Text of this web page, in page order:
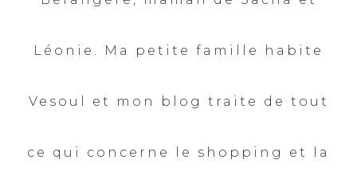
Léonie. Ma petite famille habite
Vesoul et mon blog traite de tout
ce qui concerne le shopping et la